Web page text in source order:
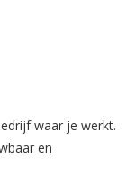
waar je werkt.
en